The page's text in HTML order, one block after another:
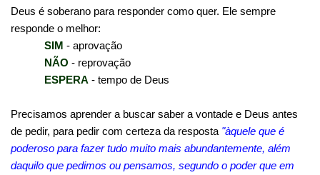
Deus é soberano para responder como quer. Ele sempre
responde o melhor:
SIM - aprovação
NÃO - reprovação
ESPERA - tempo de Deus
Precisamos aprender a buscar saber a vontade e Deus antes
de pedir, para pedir com certeza da resposta "àquele que é
poderoso para fazer tudo muito mais abundantemente, além
daquilo que pedimos ou pensamos, segundo o poder que em